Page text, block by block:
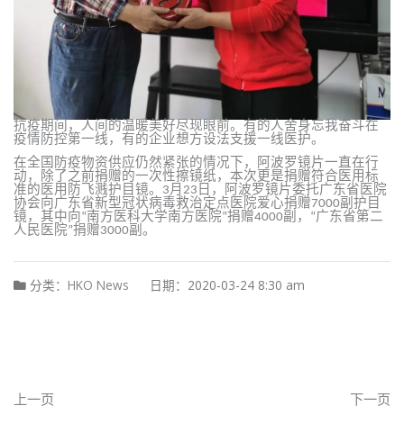
抗疫期间，人间的温暖美好尽现眼前。有的人舍身忘我奋斗在
疫情防控第一线，有的企业想方设法支援一线医护。
在全国防疫物资供应仍然紧张的情况下，阿波罗镜片一直在行
动，除了之前捐赠的一次性擦镜纸，本次更是捐赠符合医用标
准的医用防飞溅护目镜。3月23日，阿波罗镜片委托⼴东省医院
协会向⼴东省新型冠状病毒救治定点医院爱心捐赠7000副护⽬
镜，其中向“南方医科大学南方医院”捐赠4000副，“广东省第二
人民医院”捐赠3000副。
分类： HKO News 日期：2020-03-24 8:30 am
上一页 下一页